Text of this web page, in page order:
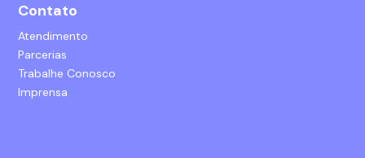
Contato
Atendimento
Parcerias
Trabalhe Conosco
Imprensa